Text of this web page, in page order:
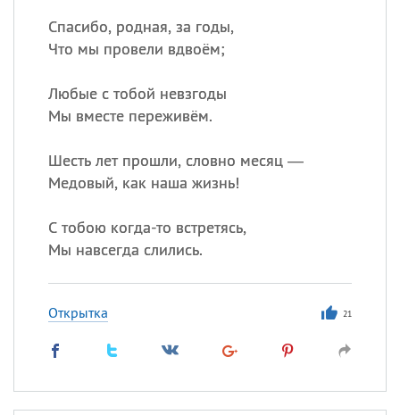
Спасибо, родная, за годы,
Что мы провели вдвоём;
Любые с тобой невзгоды
Мы вместе переживём.
Шесть лет прошли, словно месяц —
Медовый, как наша жизнь!
С тобою когда-то встретясь,
Мы навсегда слились.
Открытка 21